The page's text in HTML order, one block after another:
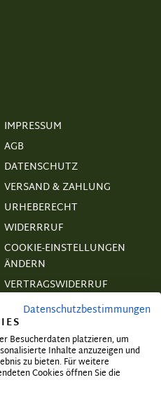
IMPRESSUM
AGB
DATENSCHUTZ
VERSAND & ZAHLUNG
URHEBERECHT
WIDERRRUF
COOKIE-EINSTELLUNGEN
ÄNDERN
VERTRAGSWIDERRUF
Angebote
Datenschutzbestimmungen
Besucherdaten platzieren, um
Inhalte anzuzeigen und
zu bieten. Für weitere
Cookies öffnen Sie die